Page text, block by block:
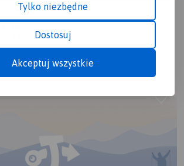
Tylko niezbędne
Dostosuj
Akceptuj wszystkie